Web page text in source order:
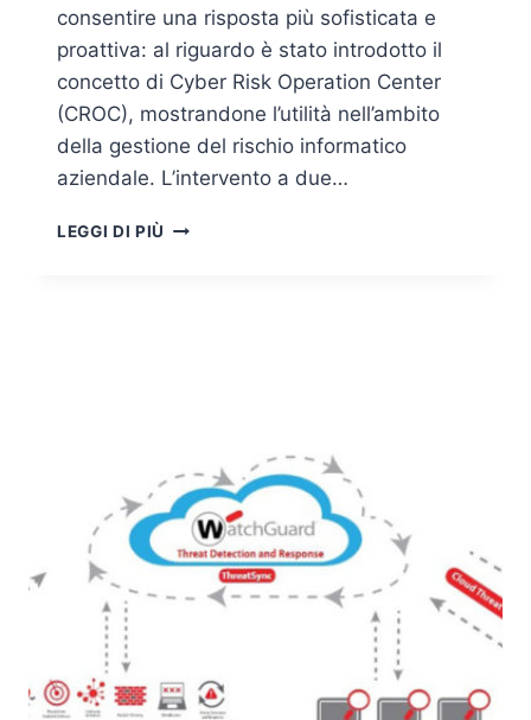
consentire una risposta più sofisticata e
proattiva: al riguardo è stato introdotto il
concetto di Cyber Risk Operation Center
(CROC), mostrandone l’utilità nell’ambito
della gestione del rischio informatico
aziendale. L’intervento a due…
LEGGI DI PIÙ CONTINUOUS
AVANZATA
PER
LA
CYBERSECURITY